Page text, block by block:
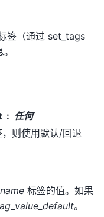
签（通过 set_tags
任何
则使用默认/回退
标签的值。如果
。